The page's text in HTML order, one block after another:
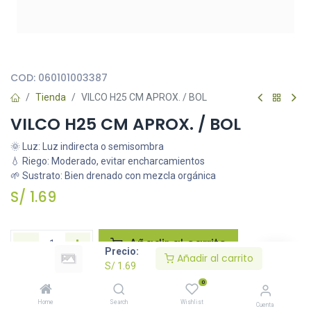
Precio:
S/ 1.69
Añadir al carrito
Home Search
0
Wishlist Cuenta
COD: 060101003387
Tienda VILCO H25 CM APROX. / BOL
VILCO H25 CM APROX. / BOL
🌞 Luz: Luz indirecta o semisombra
💧 Riego: Moderado, evitar encharcamientos
🌱 Sustrato: Bien drenado con mezcla orgánica
S/ 1.69
Añadir al carrito